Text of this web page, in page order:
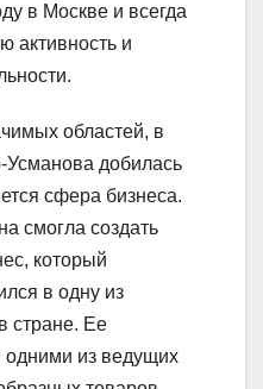
в Москве и всегда
активность и
областей, в
добилась
сфера бизнеса.
смогла создать
который
в одну из
стране. Ее
одними из ведущих